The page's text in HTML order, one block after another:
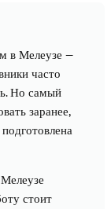
в Мелеузе —
часто
Но самый
заранее,
стоит